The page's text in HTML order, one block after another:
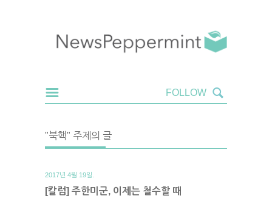
"북핵" 주제의 글
2017년 4월 19일.
[칼럼] 주한미군, 이제는 철수할 때